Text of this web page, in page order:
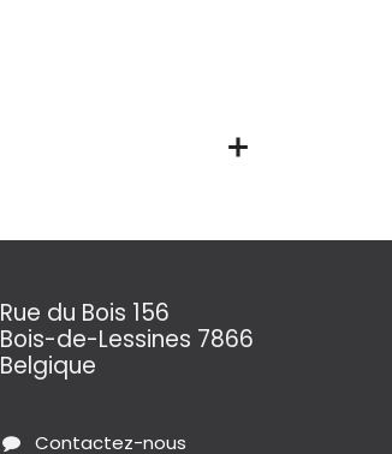
Rue du Bois 156
Bois-de-Lessines 7866
Belgique
Contactez-nous